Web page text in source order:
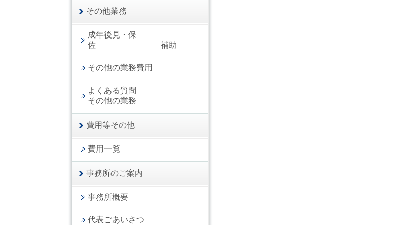
その他業務
成年後見・保
佐 補助
その他の業務費用
よくある質問
その他の業務
費用等その他
費用一覧
事務所のご案内
事務所概要
代表ごあいさつ